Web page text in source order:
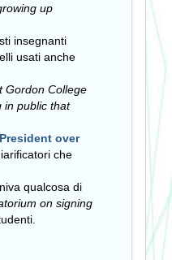
up
insegnanti
usati anche
Gordon College
in public that
over
che
qualcosa di
on signing